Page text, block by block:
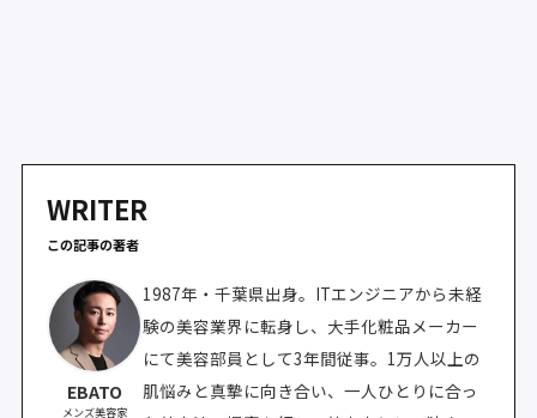
WRITER
この記事の著者
EBATO
メンズ美容家
1987年・千葉県出身。ITエンジニアから未経
験の美容業界に転身し、大手化粧品メーカー
にて美容部員として3年間従事。1万人以上の
肌悩みと真摯に向き合い、一人ひとりに合っ